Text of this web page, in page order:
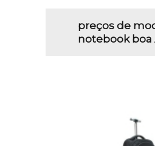
preços de
notebook boa